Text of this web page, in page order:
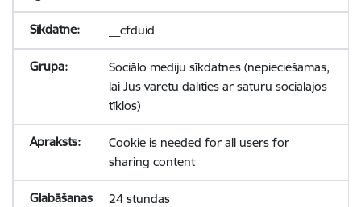
__cfduid
Sociālo mediju sīkdatnes (nepieciešamas,
lai Jūs varētu dalīties ar saturu sociālajos
tīklos)
Cookie is needed for all users for
sharing content
24 stundas